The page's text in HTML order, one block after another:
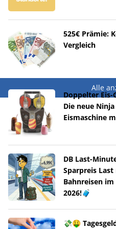
525€ Prämie:
Vergleich
Alle
Doppelter Eis-
Die neue
Eismaschine
DB Last-
Sparpreis
Bahnreisen
2026!🧳
💸🤑